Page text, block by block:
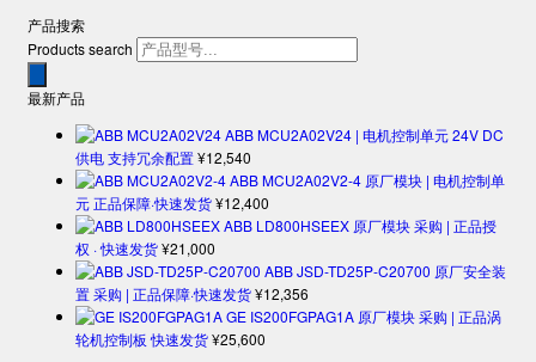
产品搜索
Products search
最新产品
ABB MCU2A02V24 | 电机控制单元 24V DC
供电 支持冗余配置¥12,540
ABB MCU2A02V2-4 原厂模块 | 电机控制单
元 正品保障·快速发货¥12,400
ABB LD800HSEEX 原厂模块 采购 | 正品授
权 · 快速发货¥21,000
ABB JSD-TD25P-C20700 原厂安全装
置 采购 | 正品保障·快速发货¥12,356
GE IS200FGPAG1A 原厂模块 采购 | 正品涡
轮机控制板 快速发货¥25,600